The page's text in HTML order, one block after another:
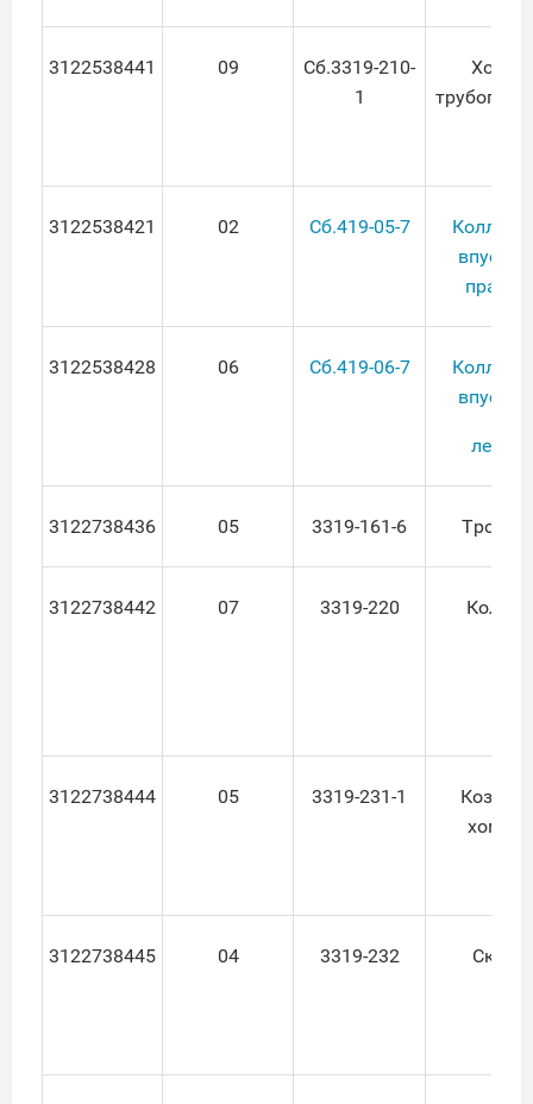
3122538441 09
Сб.3319-210-
1
Хомут
3122538421 02 Сб.419-05-7
правый
3122538428 06 Сб.419-06-7
левый
3122738436 05 3319-161-6
3122738442 07 3319-220 Кольцо
3122738444 05 3319-231-1
хомута
3122738445 04 3319-232 Скоба